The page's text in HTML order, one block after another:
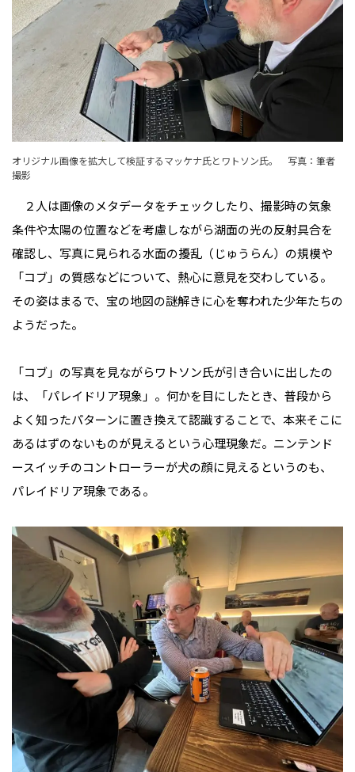
オリジナル画像を拡大して検証するマッケナ氏とワトソン氏。 写真：筆者
撮影
２人は画像のメタデータをチェックしたり、撮影時の気象
条件や太陽の位置などを考慮しながら湖面の光の反射具合を
確認し、写真に見られる水面の擾乱（じゅうらん）の規模や
「コブ」の質感などについて、熱心に意見を交わしている。
その姿はまるで、宝の地図の謎解きに心を奪われた少年たちの
ようだった。
「コブ」の写真を見ながらワトソン氏が引き合いに出したの
は、「パレイドリア現象」。何かを目にしたとき、普段から
よく知ったパターンに置き換えて認識することで、本来そこに
あるはずのないものが見えるという心理現象だ。ニンテンド
ースイッチのコントローラーが犬の顔に見えるというのも、
パレイドリア現象である。